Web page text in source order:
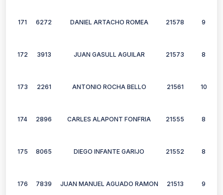
171 6272 DANIEL ARTACHO ROMEA 21578 9
172 3913 JUAN GASULL AGUILAR 21573 8
173 2261 ANTONIO ROCHA BELLO 21561 10
174 2896 CARLES ALAPONT FONFRIA 21555 8
175 8065 DIEGO INFANTE GARIJO 21552 8
176 7839 JUAN MANUEL AGUADO RAMON 21513 9